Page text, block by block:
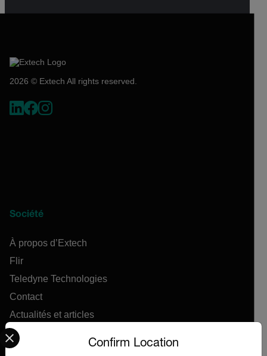
2026 © Extech All rights reserved.
Société
À propos d’Extech
Flir
Teledyne Technologies
Contact
Actualités et articles
Centre de support
Commandes en ligne
Confirm Location
Select your preferred country and language from the